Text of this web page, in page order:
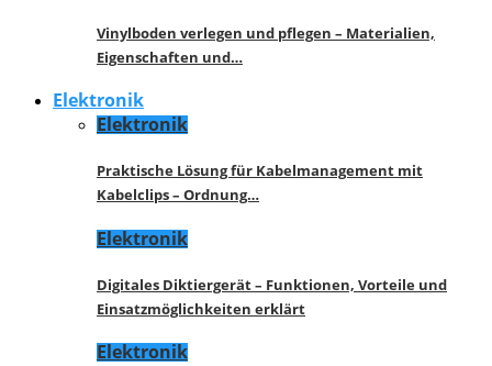
Vinylboden verlegen und pflegen – Materialien,
Eigenschaften und…
Elektronik
Elektronik
Praktische Lösung für Kabelmanagement mit
Kabelclips – Ordnung…
Elektronik
Digitales Diktiergerät – Funktionen, Vorteile und
Einsatzmöglichkeiten erklärt
Elektronik